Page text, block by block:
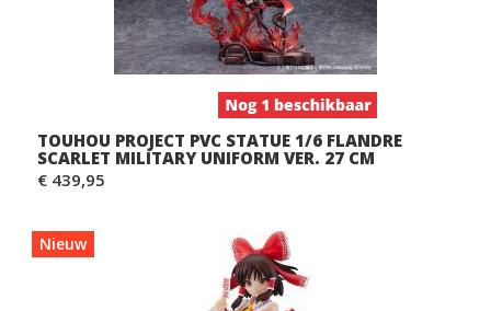
TOUHOU PROJECT PVC STATUE 1/6 FLANDRE
SCARLET MILITARY UNIFORM VER. 27 CM
€ 439,95
Nieuw